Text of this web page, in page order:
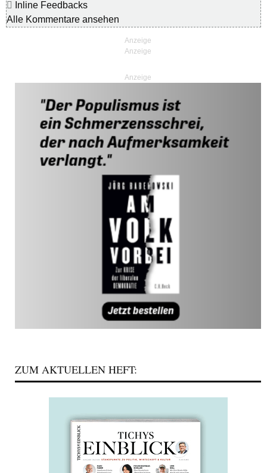
Inline Feedbacks
Alle Kommentare ansehen
Anzeige
ZUM AKTUELLEN HEFT: